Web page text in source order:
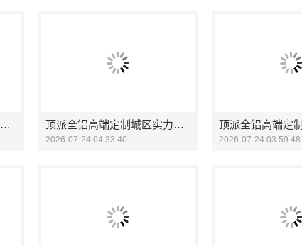
城区本土门店家庭装修报价明细，顶派全铝高端定制 顶派全铝高端定制城区实力商家家庭装修实景案例
2026-07-24 04:33:40 2026-07-24 03:59:48